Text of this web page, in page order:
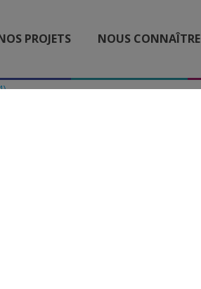
PROJETS NOUS CONNAÎTRE